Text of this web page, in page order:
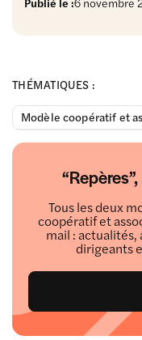
THÉMATIQUES :
Modèle coopératif et
Tous les deux
coopératif et
mail : actualités,
dirigeants